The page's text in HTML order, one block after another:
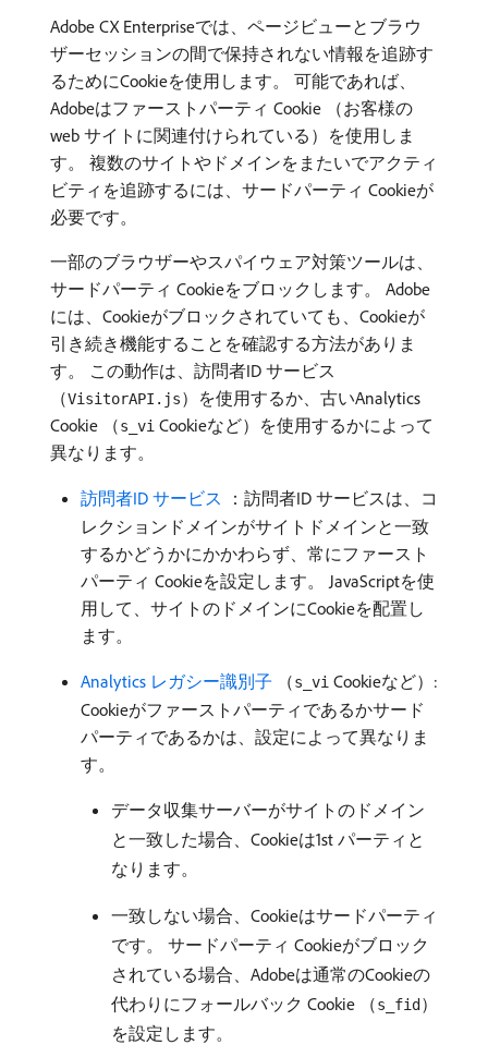
Adobe CX Enterpriseでは、ページビューとブラウ
ザーセッションの間で保持されない情報を追跡す
るためにCookieを使用します。 可能であれば、
Adobeはファーストパーティ Cookie （お客様の
web サイトに関連付けられている）を使用しま
す。 複数のサイトやドメインをまたいでアクティ
ビティを追跡するには、サードパーティ Cookieが
必要です。
一部のブラウザーやスパイウェア対策ツールは、
サードパーティ Cookieをブロックします。 Adobe
には、Cookieがブロックされていても、Cookieが
引き続き機能することを確認する方法がありま
す。 この動作は、訪問者ID サービス
（VisitorAPI.js）を使用するか、古いAnalytics
Cookie （s_vi Cookieなど）を使用するかによって
異なります。
訪問者ID サービス ​
：訪問者ID サービスは、コ
レクションドメインがサイトドメインと一致
するかどうかにかかわらず、常にファースト
パーティ Cookieを設定します。 JavaScriptを使
用して、サイトのドメインにCookieを配置し
ます。
Analytics レガシー識別子 （s_vi Cookieなど）:
Cookieがファーストパーティであるかサード
パーティであるかは、設定によって異なりま
す。
データ収集サーバーがサイトのドメイン
と一致した場合、Cookieは1st パーティと
なります。
一致しない場合、Cookieはサードパーティ
です。 サードパーティ Cookieがブロック
されている場合、Adobeは通常のCookieの
代わりにフォールバック Cookie （s_fid ）
を設定します。